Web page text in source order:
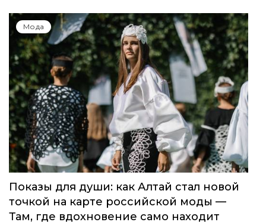
Мода
Показы для души: как Алтай стал новой
точкой на карте российской моды —
Там, где вдохновение само находит